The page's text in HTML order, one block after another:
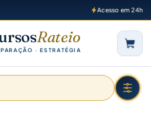
Acesso em 24h
Rateio
· ESTRATÉGIA